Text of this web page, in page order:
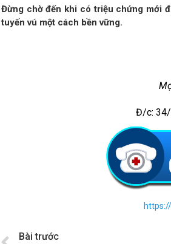
Đừng chờ đến khi có triệu chứng mới
tuyến vú một cách bền vững.
Đ/c: 34/
Bài trước